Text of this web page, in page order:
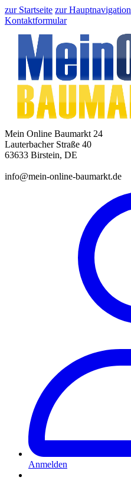
zur Startseite zur Hauptnavigation
Kontaktformular
Mein Online Baumarkt 24
Lauterbacher Straße 40
63633 Birstein, DE
info@mein-online-baumarkt.de
Anmelden